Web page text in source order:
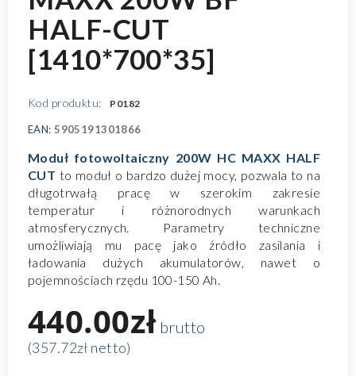
HALF-CUT
[1410*700*35]
Kod produktu: P0182
EAN: 5905191301866
Moduł fotowoltaiczny 200W HC MAXX HALF
CUT to moduł o bardzo dużej mocy, pozwala to na
długotrwałą pracę w szerokim zakresie
temperatur i różnorodnych warunkach
atmosferycznych. Parametry techniczne
umożliwiają mu pacę jako źródło zasilania i
ładowania dużych akumulatorów, nawet o
pojemnościach rzędu 100-150 Ah.
440.00złbrutto
(357.72zł netto)